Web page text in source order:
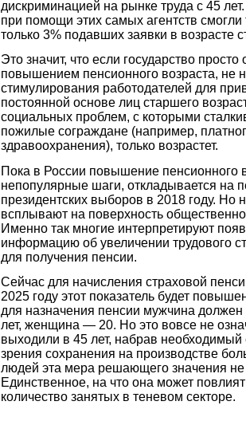
дискриминацией на рынке труда с 45
при помощи этих самых агентств смогли
только 3% подавших заявки в возрасте
Это значит, что если государство просто
повышением пенсионного возраста, не
стимулирования работодателей для
постоянной основе лиц старшего
социальных проблем, с которыми
пожилые сограждане (например,
здравоохранения), только возрастет.
Пока в России повышение пенсионного
непопулярные шаги, откладывается на
президентских выборов в 2018 году. Но
всплывают на поверхность
Именно так многие интерпретируют
информацию об увеличении трудового
для получения пенсии.
Сейчас для начисления страховой
2025 году этот показатель будет
для назначения пенсии мужчина должен
лет, женщина — 20. Но это вовсе не
выходили в 45 лет, набрав необходимый
зрения сохранения на производстве
людей эта мера решающего значения не
Единственное, на что она может
количество занятых в теневом секторе.